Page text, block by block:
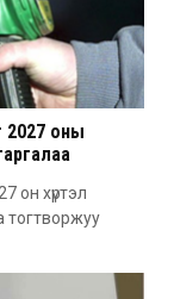
2027 оны
он хүртэл
тогтворжуу